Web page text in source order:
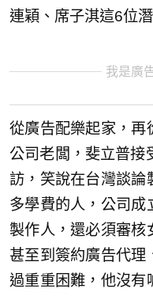
連穎、席子淇這6位
我是廣
從廣告配樂起家，再
公司老闆，斐立普接
訪，笑說在台灣談論
多學費的人，公司成
製作人，還必須審核
甚至到簽約廣告代理
過重重困難，他沒有